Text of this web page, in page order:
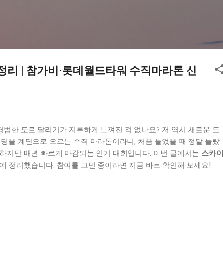
| 참가비·롯데월드타워 수직마라톤 신
한 도로 달리기가 지루하게 느껴진 적 없나요? 저 역시 새로운 도
을 계단으로 오르는 수직 마라톤이라니, 처음 들었을 때 정말 놀랐
지만 매년 빠르게 마감되는 인기 대회입니다. 이번 글에서는 스카이
정리했습니다. 참여를 고민 중이라면 지금 바로 확인해 보세요!